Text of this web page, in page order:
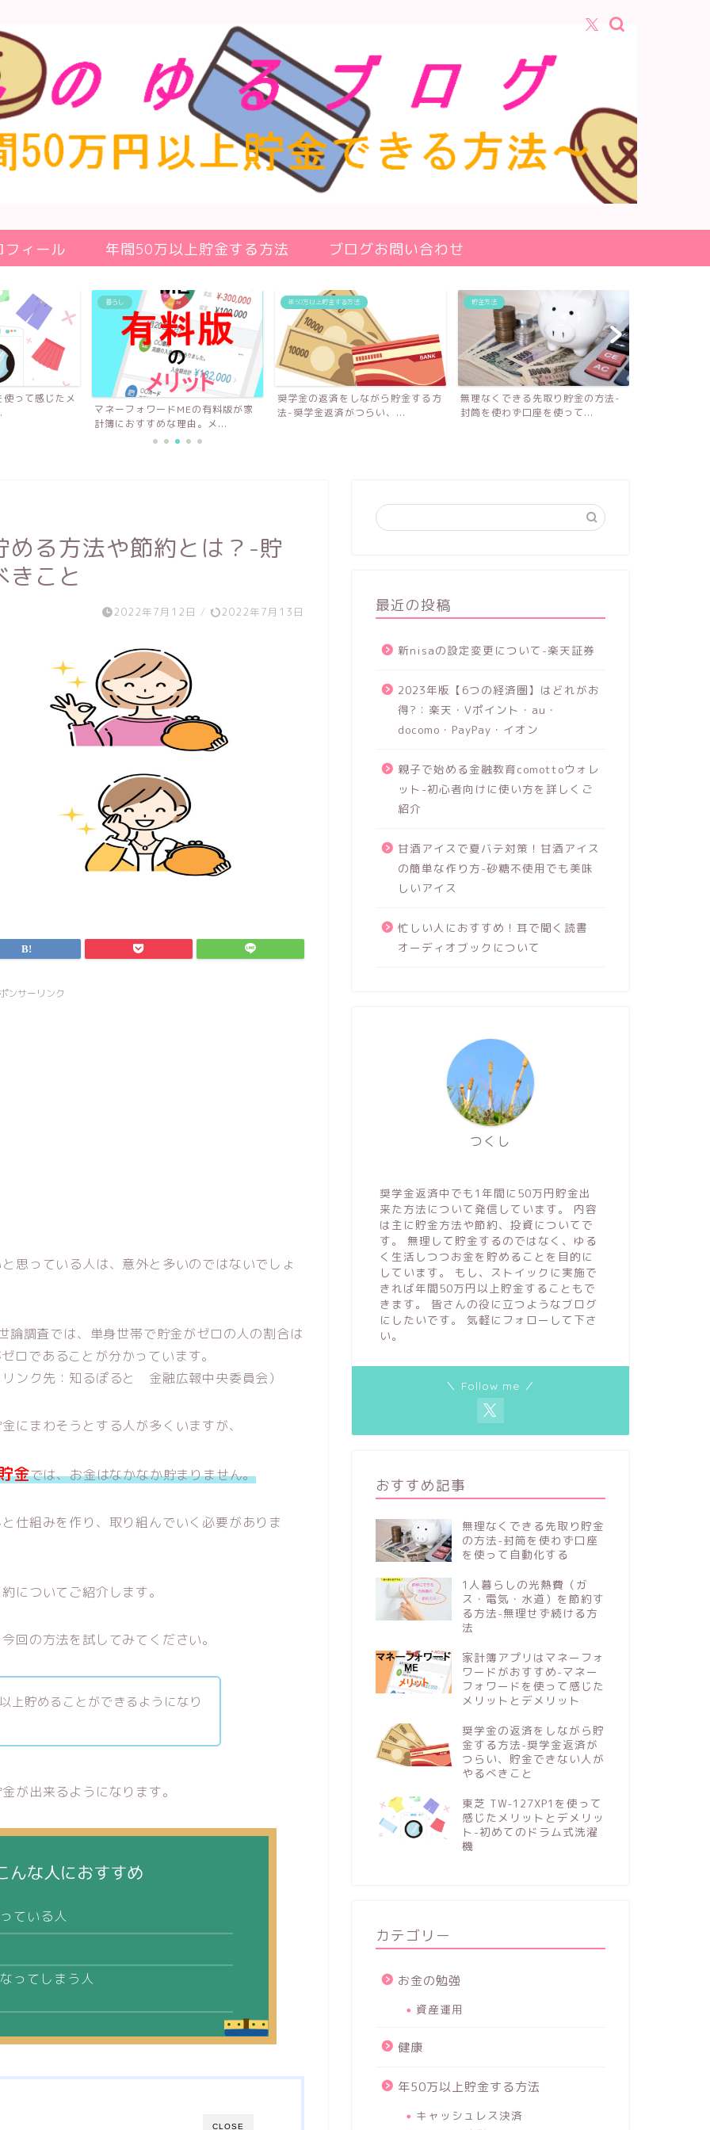
フィール 年間50万以上貯金する方法 ブログお問い合わせ
年50万以上貯金する方法
奨学金の返済をしながら貯金する方
法-奨学金返済がつらい、...
貯金方法
無理なくできる先取り貯金の方法-
封筒を使わず口座を使って...
生活・食品
今人気のセカンド冷凍庫のメリット
とデメリット・おすすめの...
る方法や節約とは？-貯
きこと
2022年7月12日 / 2022年7月13日
ンサーリンク
思っている人は、意外と多いのではないでしょ
調査では、単身世帯で貯金がゼロの人の割合は
であることが分かっています。
ンク先：知るぽると 金融広報中央委員会）
にまわそうとする人が多くいますが、
金では、お金はなかなか貯まりません。
仕組みを作り、取り組んでいく必要がありま
についてご紹介します。
回の方法を試してみてください。
上貯めることができるようになり
が出来るようになります。
んな人におすすめ
ている人
ってしまう人
CLOSE
最近の投稿
新nisaの設定変更について-楽天証券
2023年版【6つの経済圏】はどれがお
得?：楽天・Vポイント・au・
docomo・PayPay・イオン
親子で始める金融教育comottoウォレ
ット-初心者向けに使い方を詳しくご
紹介
甘酒アイスで夏バテ対策！甘酒アイス
の簡単な作り方-砂糖不使用でも美味
しいアイス
忙しい人におすすめ！耳で聞く読書
オーディオブックについて
つくし
奨学金返済中でも1年間に50万円貯金出
来た方法について発信しています。 内容
は主に貯金方法や節約、投資についてで
す。 無理して貯金するのではなく、ゆる
く生活しつつお金を貯めることを目的に
しています。 もし、ストイックに実施で
きれば年間50万円以上貯金することもで
きます。 皆さんの役に立つようなブログ
にしたいです。 気軽にフォローして下さ
い。
＼ Follow me ／
おすすめ記事
無理なくできる先取り貯金
の方法-封筒を使わず口座
を使って自動化する
1人暮らしの光熱費（ガ
ス・電気・水道）を節約す
る方法-無理せず続ける方
法
家計簿アプリはマネーフォ
ワードがおすすめ-マネー
フォワードを使って感じた
メリットとデメリット
奨学金の返済をしながら貯
金する方法-奨学金返済が
つらい、貯金できない人が
やるべきこと
東芝 TW-127XP1を使って
感じたメリットとデメリッ
ト-初めてのドラム式洗濯
機
カテゴリー
お金の勉強
資産運用
健康
年50万以上貯金する方法
キャッシュレス決済